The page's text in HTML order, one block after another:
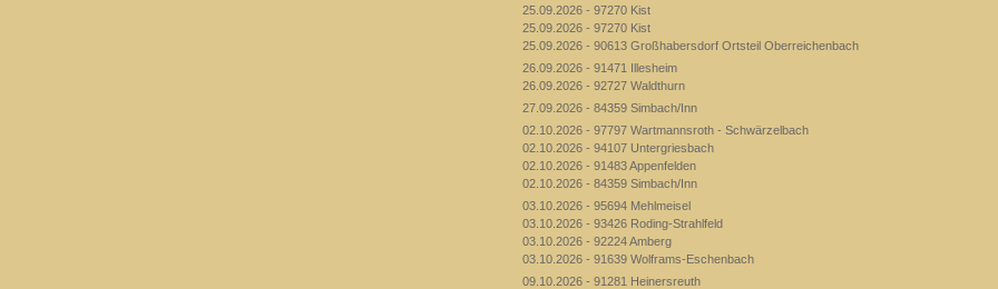
25.09.2026 - 97270 Kist
25.09.2026 - 97270 Kist
25.09.2026 - 90613 Großhabersdorf Ortsteil Oberreichenbach
26.09.2026 - 91471 Illesheim
26.09.2026 - 92727 Waldthurn
27.09.2026 - 84359 Simbach/Inn
02.10.2026 - 97797 Wartmannsroth - Schwärzelbach
02.10.2026 - 94107 Untergriesbach
02.10.2026 - 91483 Appenfelden
02.10.2026 - 84359 Simbach/Inn
03.10.2026 - 95694 Mehlmeisel
03.10.2026 - 93426 Roding-Strahlfeld
03.10.2026 - 92224 Amberg
03.10.2026 - 91639 Wolframs-Eschenbach
09.10.2026 - 91281 Heinersreuth